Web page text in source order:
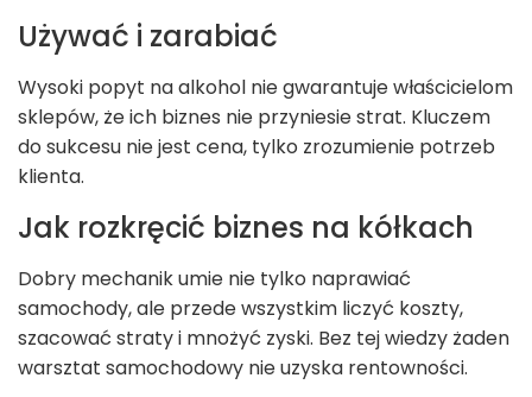
Używać i zarabiać
Wysoki popyt na alkohol nie gwarantuje właścicielom
sklepów, że ich biznes nie przyniesie strat. Kluczem
do sukcesu nie jest cena, tylko zrozumienie potrzeb
klienta.
Jak rozkręcić biznes na kółkach
Dobry mechanik umie nie tylko naprawiać
samochody, ale przede wszystkim liczyć koszty,
szacować straty i mnożyć zyski. Bez tej wiedzy żaden
warsztat samochodowy nie uzyska rentowności.